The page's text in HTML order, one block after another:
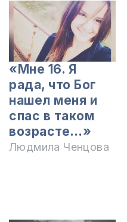
«Мне 16. Я
рада, что Бог
нашел меня и
спас в таком
возрасте…»
Людмила Ченцова